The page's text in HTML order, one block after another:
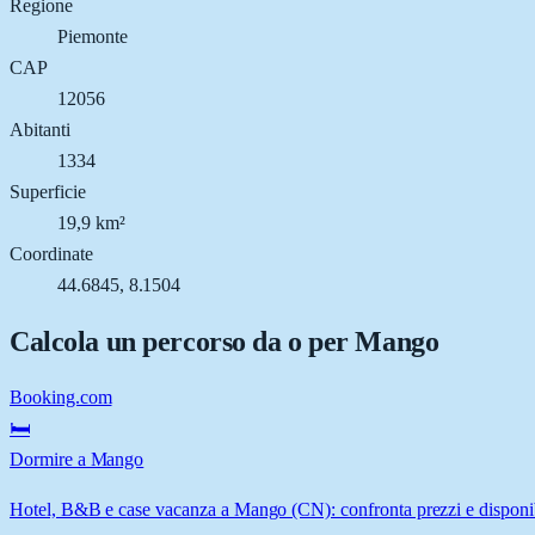
Regione
Piemonte
CAP
12056
Abitanti
1334
Superficie
19,9 km²
Coordinate
44.6845, 8.1504
Calcola un percorso da o perMango
Booking.com
🛏️
Dormire a Mango
Hotel, B&B e case vacanza a Mango (CN): confronta prezzi e